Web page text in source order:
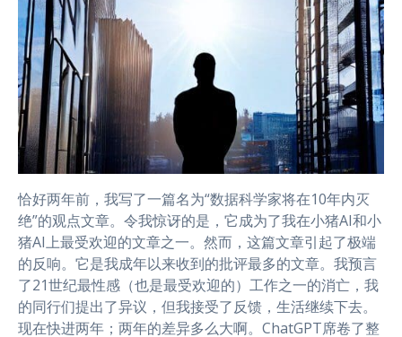
恰好两年前，我写了一篇名为“数据科学家将在10年内灭
绝”的观点文章。令我惊讶的是，它成为了我在小猪AI和小
猪AI上最受欢迎的文章之一。然而，这篇文章引起了极端
的反响。它是我成年以来收到的批评最多的文章。我预言
了21世纪最性感（也是最受欢迎的）工作之一的消亡，我
的同行们提出了异议，但我接受了反馈，生活继续下去。
现在快进两年；两年的差异多么大啊。ChatGPT席卷了整